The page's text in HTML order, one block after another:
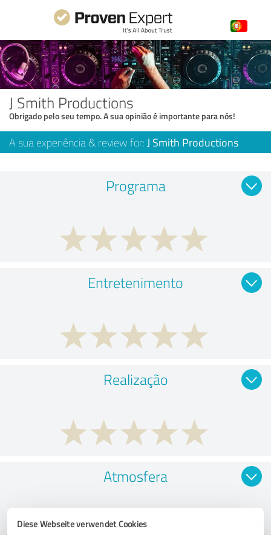
Diese Webseite verwendet Cookies
J Smith Productions
Obrigado pelo seu tempo. A sua opinião é importante para nós!
A sua experiência & review for: J Smith Productions
Programa
Entretenimento
Realização
Atmosfera